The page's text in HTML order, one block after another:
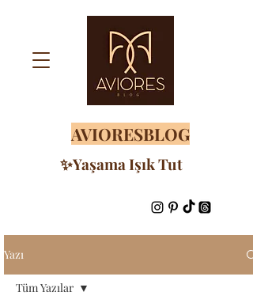
AVIORESBLOG
✨Yaşama Işık Tut
Yazı
Tüm Yazılar